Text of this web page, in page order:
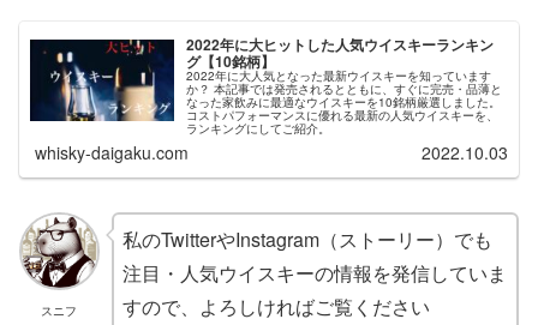
2022年に大ヒットした人気ウイスキーランキン
グ【10銘柄】
2022年に大人気となった最新ウイスキーを知っています
か？ 本記事では発売されるとともに、すぐに完売・品薄と
なった家飲みに最適なウイスキーを10銘柄厳選しました。
コストパフォーマンスに優れる最新の人気ウイスキーを、
ランキングにしてご紹介。
whisky-daigaku.com 2022.10.03
スニフ
私のTwitterやInstagram（ストーリー）でも
注目・人気ウイスキーの情報を発信していま
すので、よろしければご覧ください